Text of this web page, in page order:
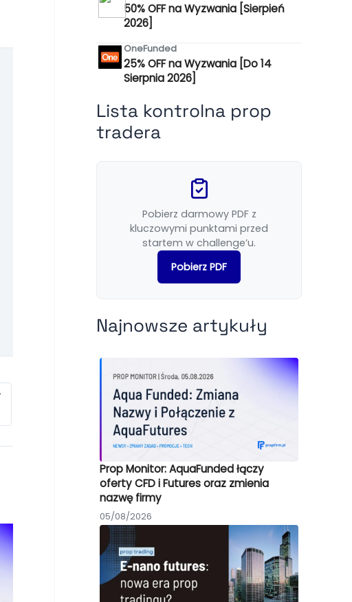
50% OFF na Wyzwania [Sierpień
2026]
OneFunded
25% OFF na Wyzwania [Do 14
Sierpnia 2026]
Lista kontrolna prop
tradera
Pobierz darmowy PDF z
kluczowymi punktami przed
startem w challenge’u.
Pobierz PDF
Najnowsze artykuły
Prop Monitor: AquaFunded łączy
oferty CFD i Futures oraz zmienia
nazwę firmy
05/08/2026